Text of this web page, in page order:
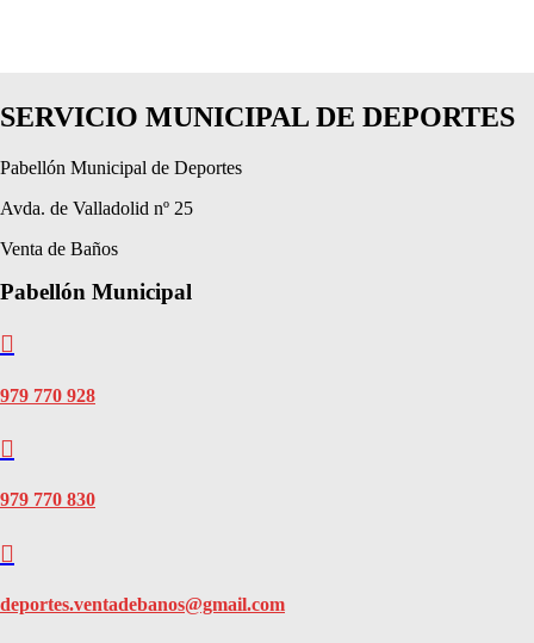
SERVICIO MUNICIPAL DE DEPORTES
Pabellón Municipal de Deportes
Avda. de Valladolid nº 25
Venta de Baños
Pabellón Municipal

979 770 928

979 770 830

deportes.ventadebanos@gmail.com